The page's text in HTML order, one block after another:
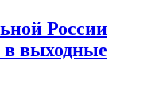
России
в выходные